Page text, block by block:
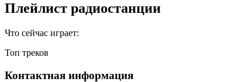
Плейлист радиостанции
Что сейчас играет:
Топ треков
Контактная информация